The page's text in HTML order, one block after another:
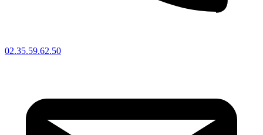
02.35.59.62.50